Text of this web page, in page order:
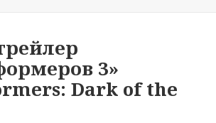
3»
Dark of the